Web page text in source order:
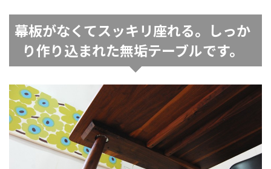
幕板がなくてスッキリ座れる。しっか
り作り込まれた無垢テーブルです。